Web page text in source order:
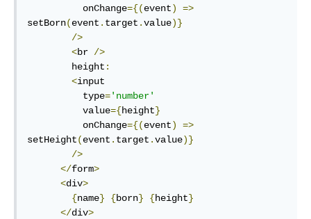
          onChange
={(event)
=>
setBorn(event . target .value)}
/>
<br />
        height
:
<input
          type
='number'
          value
={height}
          onChange
={(event)
=>
setHeight(event . target .value)}
/>
</form>
<div>
{name} {born} {height}
</div>